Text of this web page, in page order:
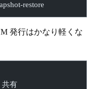
restore
発行はかなり軽くな
共有